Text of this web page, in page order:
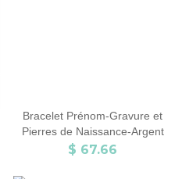
Bracelet Prénom-Gravure et
Pierres de Naissance-Argent
$ 67.66